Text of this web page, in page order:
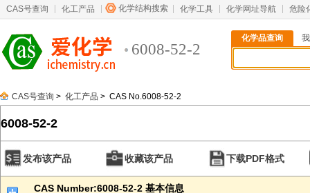
CAS号查询 化工产品 化学结构搜索 化学工具 化学网址导航 危险
6008-52-2
化学品查询
CAS号查询 > 化工产品 > CAS No.6008-52-2
6008-52-2
发布该产品 收藏该产品 下载PDF格式
CAS Number:6008-52-2 基本信息